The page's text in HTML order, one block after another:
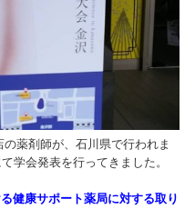
薬剤師が、石川県で行われま
て学会発表を行ってきました。
健康サポート薬局に対する取り